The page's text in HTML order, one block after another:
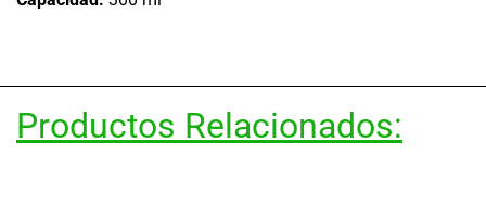
Productos Relacionados: